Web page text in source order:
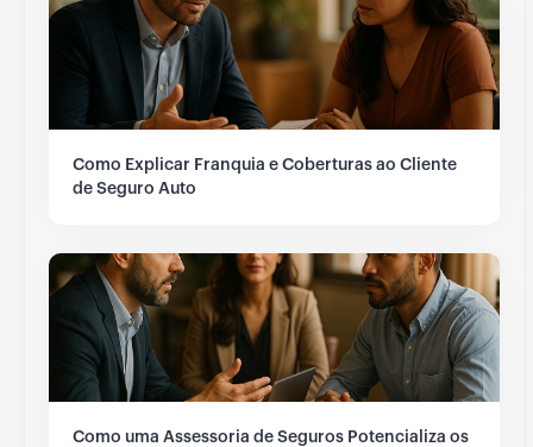
Como Explicar Franquia e Coberturas ao Cliente
de Seguro Auto
Como uma Assessoria de Seguros Potencializa os